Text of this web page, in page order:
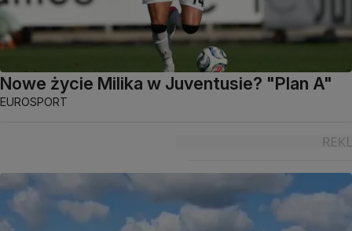
Nowe życie Milika w Juventusie? "Plan A"
EUROSPORT